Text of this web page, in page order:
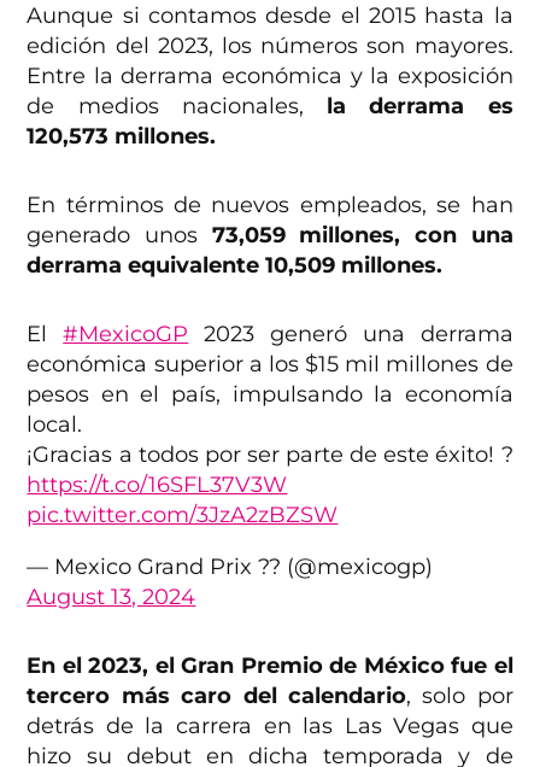
Aunque si contamos desde el 2015 hasta la
edición del 2023, los números son mayores.
Entre la derrama económica y la exposición
de medios nacionales, la derrama es
120,573 millones.
En términos de nuevos empleados, se han
generado unos 73,059 millones, con una
derrama equivalente 10,509 millones.
El#MexicoGP 2023 generó una derrama
económica superior a los $15 mil millones de
pesos en el país, impulsando la economía
local.
¡Gracias a todos por ser parte de este éxito! ?
https://t.co/16SFL37V3W
pic.twitter.com/3JzA2zBZSW
— Mexico Grand Prix ?? (@mexicogp)
August 13, 2024
En el 2023, el Gran Premio de México fue el
tercero más caro del calendario, solo por
detrás de la carrera en las Las Vegas que
hizo su debut en dicha temporada y de